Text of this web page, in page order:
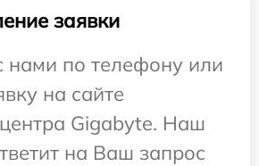
заявки
нами по телефону или
на сайте
Gigabyte. Наш
на Ваш запрос